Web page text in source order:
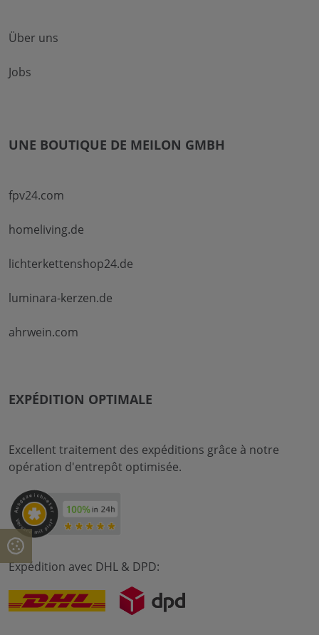
Über uns
Jobs
UNE BOUTIQUE DE MEILON GMBH
fpv24.com
homeliving.de
lichterkettenshop24.de
luminara-kerzen.de
ahrwein.com
EXPÉDITION OPTIMALE
Excellent traitement des expéditions grâce à notre
opération d'entrepôt optimisée.
Expédition avec DHL & DPD: